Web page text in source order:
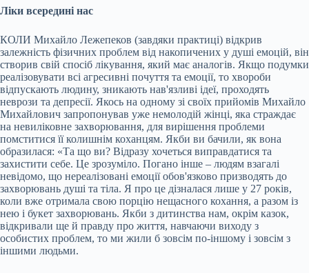
Ліки всередині нас
КОЛИ Михайло Лежепеков (завдяки практиці) відкрив
залежність фізичних проблем від накопичених у душі емоцій, він
створив свій спосіб лікування, який має аналогів. Якщо подумки
реалізовувати всі агресивні почуття та емоції, то хвороби
відпускають людину, зникають нав'язливі ідеї, проходять
неврози та депресії. Якось на одному зі своїх прийомів Михайло
Михайлович запропонував уже немолодій жінці, яка страждає
на невиліковне захворювання, для вирішення проблеми
помститися її колишнім коханцям. Якби ви бачили, як вона
образилася: «Та що ви? Відразу хочеться виправдатися та
захистити себе. Це зрозуміло. Погано інше – людям взагалі
невідомо, що нереалізовані емоції обов'язково призводять до
захворювань душі та тіла. Я про це дізналася лише у 27 років,
коли вже отримала свою порцію нещасного кохання, а разом із
нею і букет захворювань. Якби з дитинства нам, окрім казок,
відкривали ще й правду про життя, навчаючи виходу з
особистих проблем, то ми жили б зовсім по-іншому і зовсім з
іншими людьми.